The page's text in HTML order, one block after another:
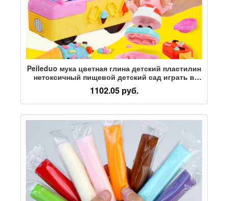
Peileduo мука цветная глина детский пластилин
нетоксичный пищевой детский сад играть в
специальную форму для приготовления лапши
машина набор
1102.05 руб.